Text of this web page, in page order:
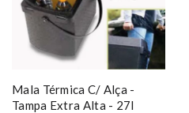
Mala Térmica C/ Alça -
Tampa Extra Alta - 27l